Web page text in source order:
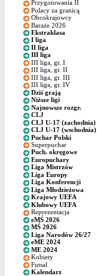
Przygotowania II
Polacy za granicą
Obcokrajowcy
Baraże 2026
Ekstraklasa
I liga
II liga
III liga
III liga, gr. I
III liga, gr. II
III liga, gr. III
III liga, gr. IV
Dziś grają
Niższe ligi
Najnowsze rozgr.
CLJ
CLJ U-17 (zachodnia)
CLJ U-17 (wschodnia)
Puchar Polski
Superpuchar
Puch. okręgowe
Europuchary
Liga Mistrzów
Liga Europy
Liga Konferencji
Liga Młodzieżowa
Krajowy UEFA
Klubowy UEFA
Reprezentacja
eMŚ 2026
MŚ 2026
Liga Narodów 26/27
eME 2024
ME 2024
Kobiety
Futsal
Kalendarz